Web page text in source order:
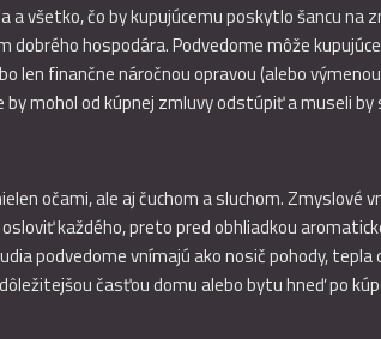
všetko, čo by kupujúcemu poskytlo šancu na
dobrého hospodára. Podvedome môže
len finančne náročnou opravou (alebo
by mohol od kúpnej zmluvy odstúpiť a museli
očami, ale aj čuchom a sluchom.
každého, preto pred obhliadkou
podvedome vnímajú ako nosič pohody, tepla
časťou domu alebo bytu hneď po